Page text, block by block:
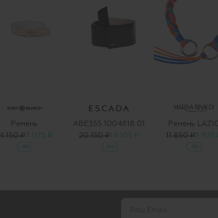
Ремень
150 ₽7 075 ₽
-50%
ABE355 1004818 01
20 150 ₽14 105 ₽
-30%
Ремень
11 850 ₽5 925
-50%